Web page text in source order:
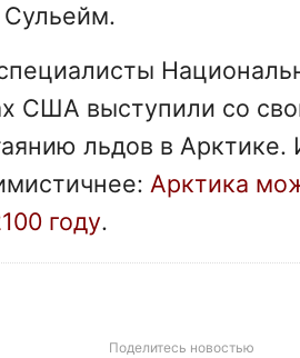
США выступили со
льдов в Арктике.
Арктика
году.
Поделитесь новостью